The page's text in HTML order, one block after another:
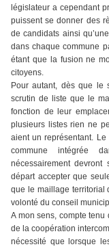
législateur a cependant
puissent se donner des
de candidats ainsi
dans chaque commune
étant que la fusion ne
citoyens.
Pour autant, dès que le
scrutin de liste que le
fonction de leur
plusieurs listes rien ne
aient un représentant.
commune intégrée
nécessairement
départ accepter que
que le maillage territorial
volonté du conseil
A mon sens, compte
de la coopération
nécessité que lorsque